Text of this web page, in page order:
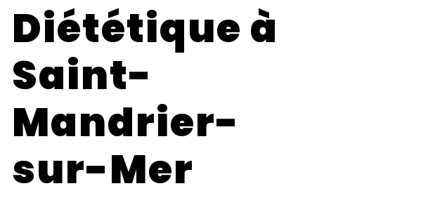
Diététique à
Saint-
Mandrier-
sur-Mer